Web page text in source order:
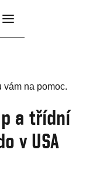
a třídní
v USA